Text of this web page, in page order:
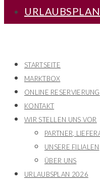
STARTSEITE
MARKTBOX
ONLINE RESERVIERUNG
KONTAKT
WIR STELLEN UNS VOR
PARTNER,
UNSERE FILIALEN
ÜBER UNS
URLAUBSPLAN 2026